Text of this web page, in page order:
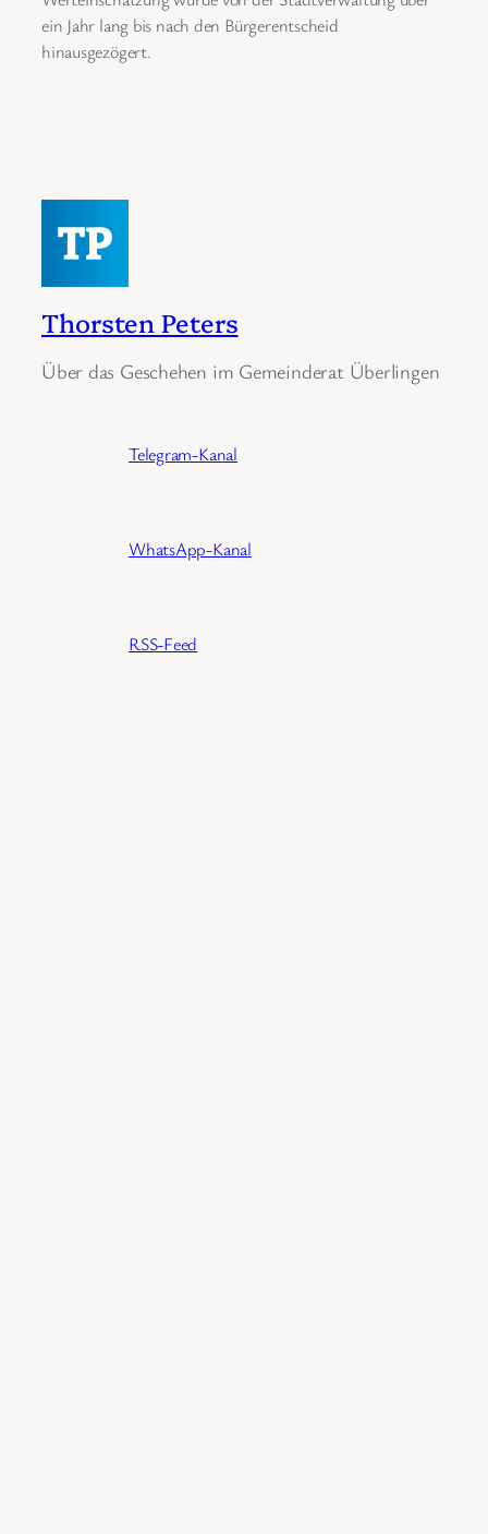
ein Jahr lang bis nach den Bürgerentscheid
hinausgezögert.
Thorsten Peters
Über das Geschehen im Gemeinderat Überlingen
Telegram-Kanal
WhatsApp-Kanal
RSS-Feed